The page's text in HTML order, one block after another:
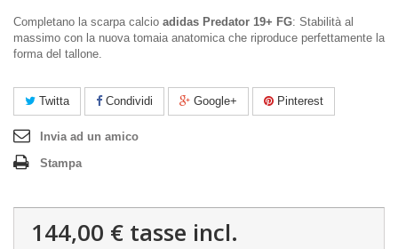
Completano la scarpa calcio adidas Predator 19+ FG: Stabilità al
massimo con la nuova tomaia anatomica che riproduce perfettamente la
forma del tallone.
Twitta Condividi Google+ Pinterest
Invia ad un amico
Stampa
144,00 € tasse incl.